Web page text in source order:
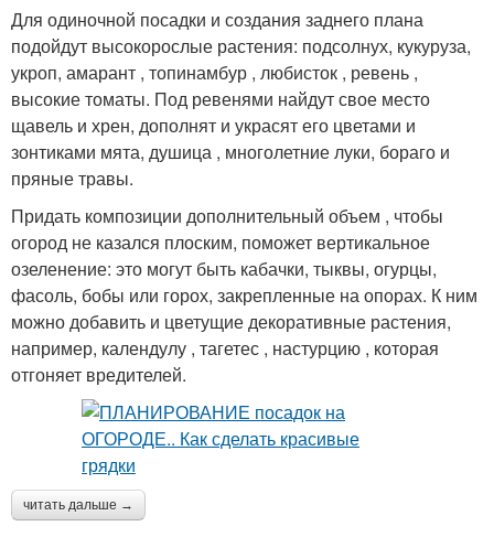
Для одиночной посадки и создания заднего плана
подойдут высокорослые растения: подсолнух, кукуруза,
укроп, амарант , топинамбур , любисток , ревень ,
высокие томаты. Под ревенями найдут свое место
щавель и хрен, дополнят и украсят его цветами и
зонтиками мята, душица , многолетние луки, бораго и
пряные травы.
Придать композиции дополнительный объем , чтобы
огород не казался плоским, поможет вертикальное
озеленение: это могут быть кабачки, тыквы, огурцы,
фасоль, бобы или горох, закрепленные на опорах. К ним
можно добавить и цветущие декоративные растения,
например, календулу , тагетес , настурцию , которая
отгоняет вредителей.
читать дальше →